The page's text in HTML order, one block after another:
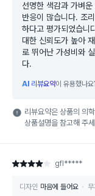
선명한 색감과 가벼
반응이 많습니다. 조
하다고 평가되었습니
대한 신뢰도가 높아
로 뛰어난 가성비와
다.
AI 리뷰요약이 유용했나요
리뷰요약은 상품의 의
상품설명을 참고해 주
별점 4점 gfl*****
디자인 마음에 들어요 무